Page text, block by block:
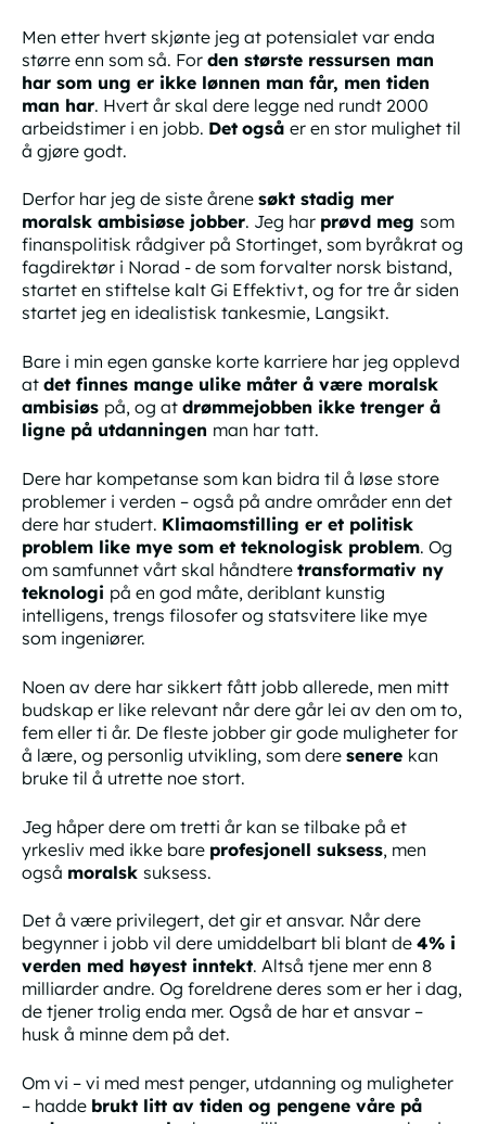
Men etter hvert skjønte jeg at potensialet var enda
større enn som så. For den største ressursen man
har som ung er ikke lønnen man får, men tiden
man har. Hvert år skal dere legge ned rundt 2000
arbeidstimer i en jobb. Det også er en stor mulighet til
å gjøre godt.
Derfor har jeg de siste årene søkt stadig mer
moralsk ambisiøse jobber. Jeg har prøvd meg som
finanspolitisk rådgiver på Stortinget, som byråkrat og
fagdirektør i Norad - de som forvalter norsk bistand,
startet en stiftelse kalt Gi Effektivt, og for tre år siden
startet jeg en idealistisk tankesmie, Langsikt.
Bare i min egen ganske korte karriere har jeg opplevd
at det finnes mange ulike måter å være moralsk
ambisiøs på, og at drømmejobben ikke trenger å
ligne på utdanningen man har tatt.
Dere har kompetanse som kan bidra til å løse store
problemer i verden – også på andre områder enn det
dere har studert. Klimaomstilling er et politisk
problem like mye som et teknologisk problem. Og
om samfunnet vårt skal håndtere transformativ ny
teknologi på en god måte, deriblant kunstig
intelligens, trengs filosofer og statsvitere like mye
som ingeniører.
Noen av dere har sikkert fått jobb allerede, men mitt
budskap er like relevant når dere går lei av den om to,
fem eller ti år. De fleste jobber gir gode muligheter for
å lære, og personlig utvikling, som dere senere kan
bruke til å utrette noe stort.
Jeg håper dere om tretti år kan se tilbake på et
yrkesliv med ikke bare profesjonell suksess, men
også moralsk suksess.
Det å være privilegert, det gir et ansvar. Når dere
begynner i jobb vil dere umiddelbart bli blant de 4% i
verden med høyest inntekt. Altså tjene mer enn 8
milliarder andre. Og foreldrene deres som er her i dag,
de tjener trolig enda mer. Også de har et ansvar –
husk å minne dem på det.
Om vi – vi med mest penger, utdanning og muligheter
– hadde brukt litt av tiden og pengene våre på